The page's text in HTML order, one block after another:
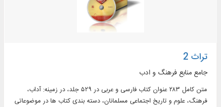
تراث 2
جامع منابع فرهنگ و ادب
متن کامل ۲۸۳ عنوان کتاب فارسی و عربی در ۵۲۹ جلد، در زمینه: آداب،
فرهنگ، علوم و تاریخ اجتماعی مسلمانان، دسته بندی کتاب ها در موضوعاتی